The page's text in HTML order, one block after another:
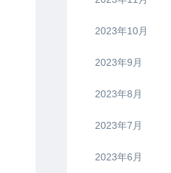
2023年10月
2023年9月
2023年8月
2023年7月
2023年6月